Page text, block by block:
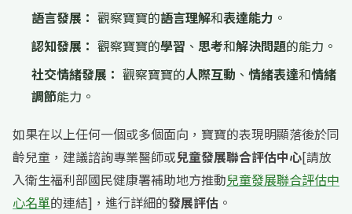
語言發展： 觀察寶寶的語言理解和表達能力 。
認知發展： 觀察寶寶的學習 、 思考和解決問題的能力。
社交情緒發展： 觀察寶寶的人際互動 、 情緒表達和情緒
調節能力。
如果在以上任何一個或多個面向，寶寶的表現明顯落後於同
齡兒童，建議諮詢專業醫師或兒童發展聯合評估中心[請放
入衛生福利部國民健康署補助地方推動兒童發展聯合評估中
心名單的連結]，進行詳細的發展評估 。